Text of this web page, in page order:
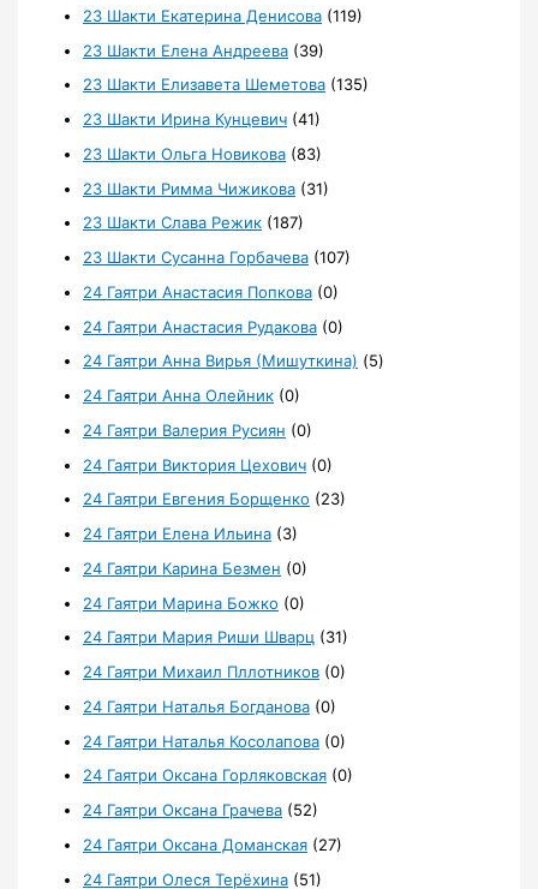
23 Шакти Екатерина Денисова (119)
23 Шакти Елена Андреева (39)
23 Шакти Елизавета Шеметова (135)
23 Шакти Ирина Кунцевич (41)
23 Шакти Ольга Новикова (83)
23 Шакти Римма Чижикова (31)
23 Шакти Слава Режик (187)
23 Шакти Сусанна Горбачева (107)
24 Гаятри Анастасия Попкова (0)
24 Гаятри Анастасия Рудакова (0)
24 Гаятри Анна Вирья (Мишуткина) (5)
24 Гаятри Анна Олейник (0)
24 Гаятри Валерия Русиян (0)
24 Гаятри Виктория Цехович (0)
24 Гаятри Евгения Борщенко (23)
24 Гаятри Елена Ильина (3)
24 Гаятри Карина Безмен (0)
24 Гаятри Марина Божко (0)
24 Гаятри Мария Риши Шварц (31)
24 Гаятри Михаил Пллотников (0)
24 Гаятри Наталья Богданова (0)
24 Гаятри Наталья Косолапова (0)
24 Гаятри Оксана Горляковская (0)
24 Гаятри Оксана Грачева (52)
24 Гаятри Оксана Доманская (27)
24 Гаятри Олеся Терёхина (51)